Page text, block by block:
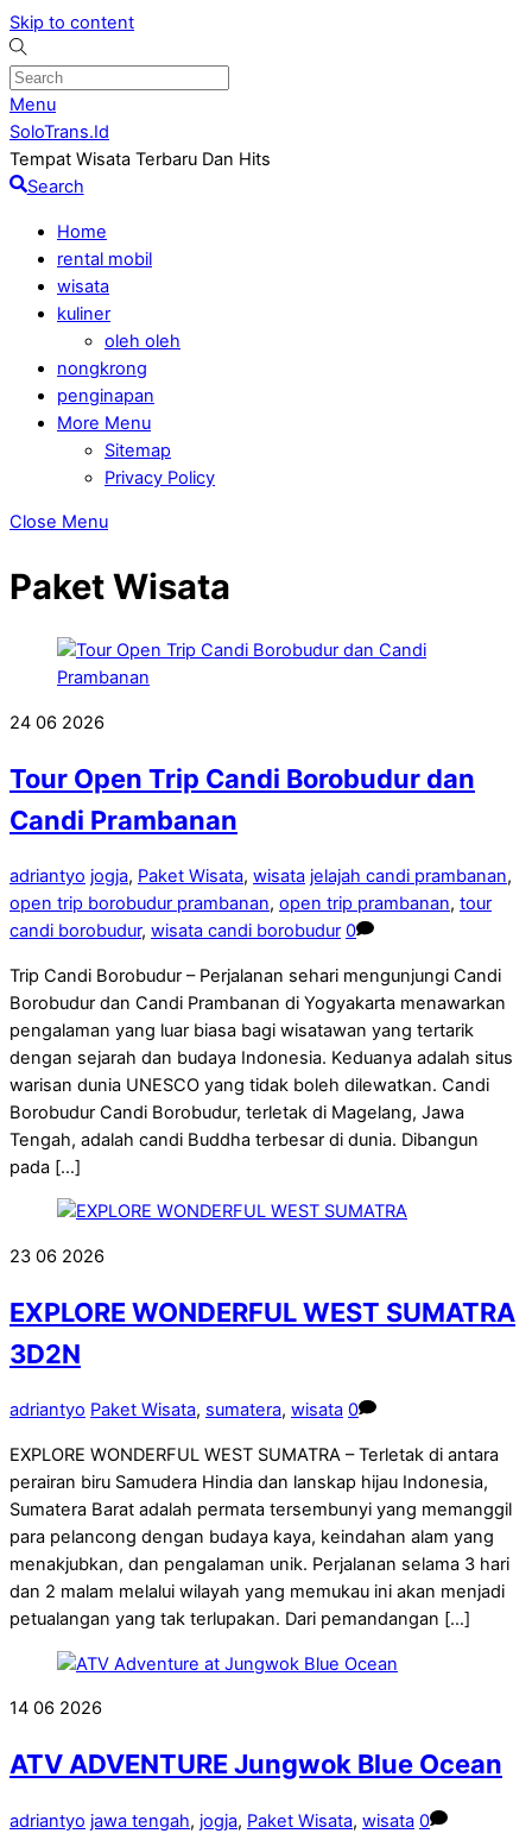
Skip to content
Menu
SoloTrans.Id
Tempat Wisata Terbaru Dan Hits
Search
Home
rental mobil
wisata
kuliner
oleh oleh
nongkrong
penginapan
More Menu
Sitemap
Privacy Policy
Close Menu
Paket Wisata
24 06 2026
Tour Open Trip Candi Borobudur dan
Candi Prambanan
adriantyo jogja, Paket Wisata, wisata jelajah candi prambanan,
open trip borobudur prambanan, open trip prambanan, tour
candi borobudur, wisata candi borobudur 0
Trip Candi Borobudur – Perjalanan sehari mengunjungi Candi
Borobudur dan Candi Prambanan di Yogyakarta menawarkan
pengalaman yang luar biasa bagi wisatawan yang tertarik
dengan sejarah dan budaya Indonesia. Keduanya adalah situs
warisan dunia UNESCO yang tidak boleh dilewatkan. Candi
Borobudur Candi Borobudur, terletak di Magelang, Jawa
Tengah, adalah candi Buddha terbesar di dunia. Dibangun
pada […]
23 06 2026
EXPLORE WONDERFUL WEST SUMATRA
3D2N
adriantyo Paket Wisata, sumatera, wisata 0
EXPLORE WONDERFUL WEST SUMATRA – Terletak di antara
perairan biru Samudera Hindia dan lanskap hijau Indonesia,
Sumatera Barat adalah permata tersembunyi yang memanggil
para pelancong dengan budaya kaya, keindahan alam yang
menakjubkan, dan pengalaman unik. Perjalanan selama 3 hari
dan 2 malam melalui wilayah yang memukau ini akan menjadi
petualangan yang tak terlupakan. Dari pemandangan […]
14 06 2026
ATV ADVENTURE Jungwok Blue Ocean
adriantyo jawa tengah, jogja, Paket Wisata, wisata 0